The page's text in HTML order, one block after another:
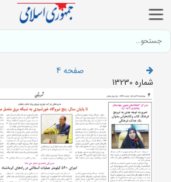
صفحه 4
شماره 13230